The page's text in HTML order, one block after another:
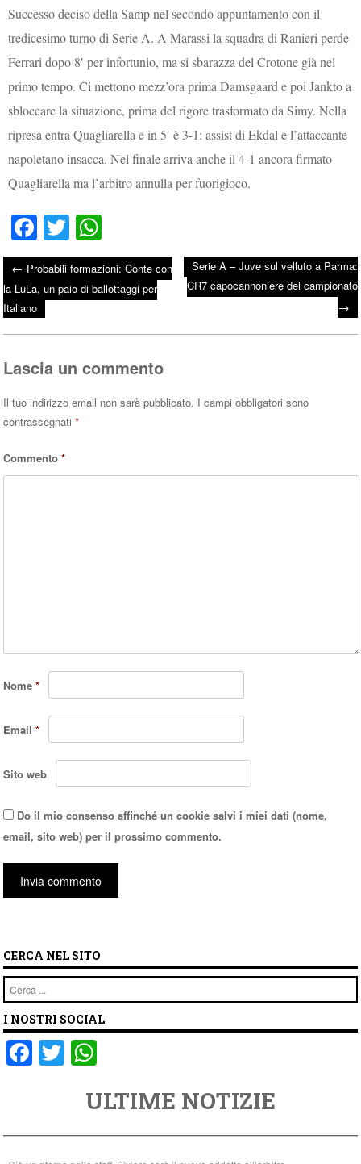
Successo deciso della Samp nel secondo appuntamento con il
tredicesimo turno di Serie A. A Marassi la squadra di Ranieri perde
Ferrari dopo 8′ per infortunio, ma si sbarazza del Crotone già nel
primo tempo. Ci mettono mezz’ora prima Damsgaard e poi Jankto a
sbloccare la situazione, prima del rigore trasformato da Simy. Nella
ripresa entra Quagliarella e in 5′ è 3-1: assist di Ekdal e l’attaccante
napoletano insacca. Nel finale arriva anche il 4-1 ancora firmato
Quagliarella ma l’arbitro annulla per fuorigioco.
Fa
ce
bo
ok
T
wi
tte
r
ha
ts
A
pp
Post navigation
← Probabili formazioni: Conte con
la LuLa, un paio di ballottaggi per
Italiano
Serie A – Juve sul velluto a Parma:
CR7 capocannoniere del campionato
→
Lascia un commento
Il tuo indirizzo email non sarà pubblicato. I campi obbligatori sono
contrassegnati*
Commento*
Nome*
Email*
Sito web
Do il mio consenso affinché un cookie salvi i miei dati (nome,
email, sito web) per il prossimo commento.
CERCA NEL SITO
Cerca
I NOSTRI SOCIAL
F
e
b
T
er
at
s
A
ULTIME NOTIZIE